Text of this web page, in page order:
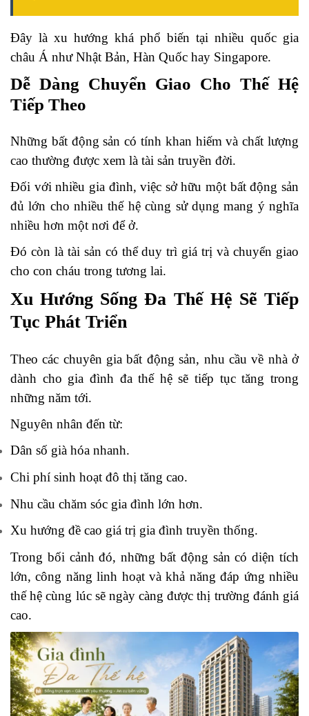
Đây là xu hướng khá phổ biến tại nhiều quốc gia
châu Á như Nhật Bản, Hàn Quốc hay Singapore.
Dễ Dàng Chuyển Giao Cho Thế Hệ
Tiếp Theo
Những bất động sản có tính khan hiếm và chất lượng
cao thường được xem là tài sản truyền đời.
Đối với nhiều gia đình, việc sở hữu một bất động sản
đủ lớn cho nhiều thế hệ cùng sử dụng mang ý nghĩa
nhiều hơn một nơi để ở.
Đó còn là tài sản có thể duy trì giá trị và chuyển giao
cho con cháu trong tương lai.
Xu Hướng Sống Đa Thế Hệ Sẽ Tiếp
Tục Phát Triển
Theo các chuyên gia bất động sản, nhu cầu về nhà ở
dành cho gia đình đa thế hệ sẽ tiếp tục tăng trong
những năm tới.
Nguyên nhân đến từ:
Dân số già hóa nhanh.
Chi phí sinh hoạt đô thị tăng cao.
Nhu cầu chăm sóc gia đình lớn hơn.
Xu hướng đề cao giá trị gia đình truyền thống.
Trong bối cảnh đó, những bất động sản có diện tích
lớn, công năng linh hoạt và khả năng đáp ứng nhiều
thế hệ cùng lúc sẽ ngày càng được thị trường đánh giá
cao.